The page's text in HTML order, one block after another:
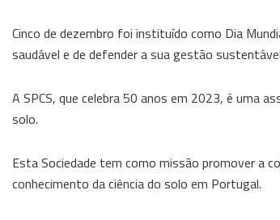
Cinco de dezembro foi instituído como Dia
saudável e de defender a sua gestão
A SPCS, que celebra 50 anos em 2023, é uma
solo.
Esta Sociedade tem como missão promover a
conhecimento da ciência do solo em Portugal.